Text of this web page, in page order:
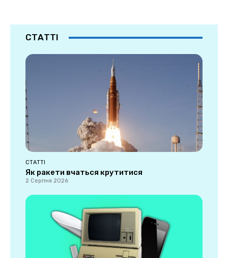
СТАТТІ
СТАТТІ
Як ракети вчаться крутитися
2 Серпня 2026